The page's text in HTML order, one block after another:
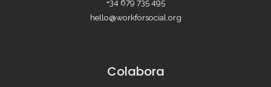
+34 679 735 495
hello@workforsocial.org
Colabora